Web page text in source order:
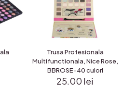
Trusa Profesionala
Multifunctionala, Nice Rose,
BBROSE-40 culori
25.00 lei